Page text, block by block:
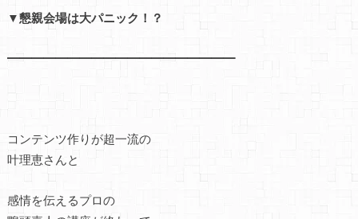
▼懇親会場は大パニック！？
━━━━━━━━━━━━━━━━━━━
コンテンツ作りが超一流の
叶理恵さんと
感情を伝えるプロの